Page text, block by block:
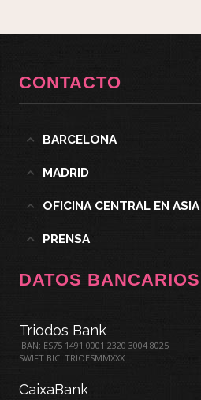
CONTACTO
BARCELONA
MADRID
OFICINA CENTRAL EN ASIA
PRENSA
DATOS BANCARIOS
Triodos Bank
IBAN: ES75 1491 0001 2320 3004 8025
SWIFT BIC: TRIOESMMXXX
CaixaBank